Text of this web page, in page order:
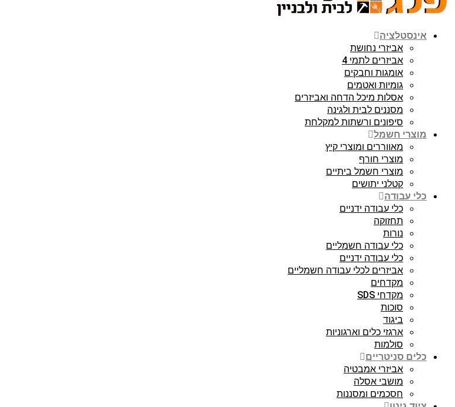
אינסטלציה
אביזרי נחושת
אביזרים לתמי 4
אומגות וחבקים
גומיות ואטמים
אסלות מיכל הדחה ואביזרים
מסננים לבית ולגינה
סיפונים ורשתות למקלחת
מוצרי חשמל
מאווררים ומוצרי קיץ
מוצרי חורף
מוצרי חשמל ביתיים
קטלני יתושים
כלי עבודה
כלי עבודה ידניים
תחזוקה
נורות
כלי עבודה חשמליים
כלי עבודה ידניים
אביזרים לכלי עבודה חשמליים
מקדחים
מקדחי SDS
סוכות
ביגוד
ארגזי כלים וארגוניות
סולמות
כלים סניטריים
אביזרי אמבטיה
מושבי אסלה
חסכמים ומסננות